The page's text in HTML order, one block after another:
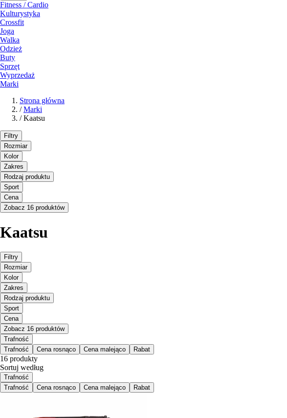
Fitness / Cardio
Kulturystyka
Crossfit
Joga
Walka
Odzież
Buty
Sprzęt
Wyprzedaż
Marki
Strona główna
/ Marki
/ Kaatsu
Filtry
Rozmiar
Kolor
Zakres
Rodzaj produktu
Sport
Cena
Zobacz 16 produktów
Kaatsu
Filtry
Rozmiar
Kolor
Zakres
Rodzaj produktu
Sport
Cena
Zobacz 16 produktów
Trafność
Trafność
Cena rosnąco Cena malejąco Rabat
16 produkty
Sortuj według
Trafność
Trafność
Cena rosnąco Cena malejąco Rabat